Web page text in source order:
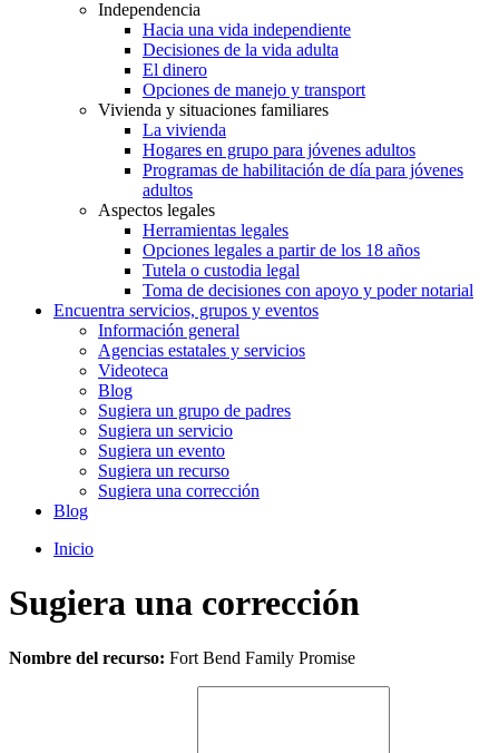
Independencia
Hacia una vida independiente
Decisiones de la vida adulta
El dinero
Opciones de manejo y transport
Vivienda y situaciones familiares
La vivienda
Hogares en grupo para jóvenes adultos
Programas de habilitación de día para jóvenes
adultos
Aspectos legales
Herramientas legales
Opciones legales a partir de los 18 años
Tutela o custodia legal
Toma de decisiones con apoyo y poder notarial
Encuentra servicios, grupos y eventos
Información general
Agencias estatales y servicios
Videoteca
Blog
Sugiera un grupo de padres
Sugiera un servicio
Sugiera un evento
Sugiera un recurso
Sugiera una corrección
Blog
Inicio
Sugiera una corrección
Leave
Nombre del recurso: Fort Bend Family Promise